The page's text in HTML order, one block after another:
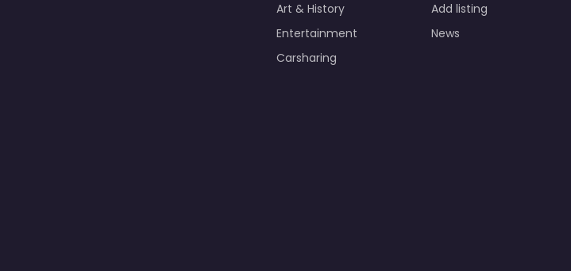
Art & History
Entertainment
Carsharing
Add listing
News